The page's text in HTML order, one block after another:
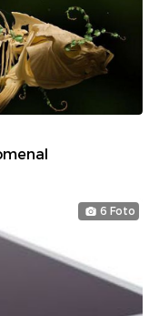
6 Foto